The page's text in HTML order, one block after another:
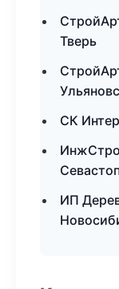
Тверь
СК
ИП